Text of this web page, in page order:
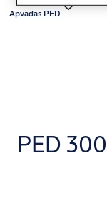
Apvadas PED
PED